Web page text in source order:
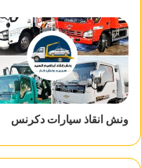
ونش انقاذ سيارات دكرنس